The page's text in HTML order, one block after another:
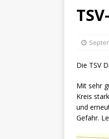
Die TSV
Mit sehr
Kreis
und
Gefahr.